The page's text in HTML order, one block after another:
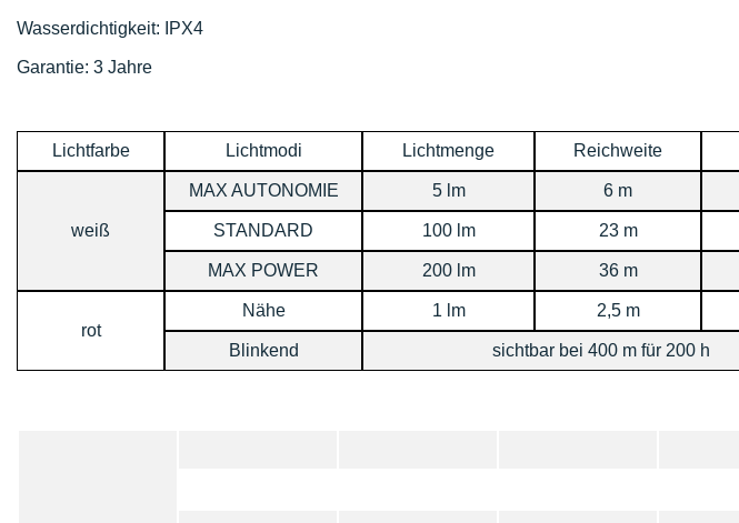
Wasserdichtigkeit: IPX4
Garantie: 3 Jahre
Lichtfarbe Lichtmodi Lichtmenge Reichweite
weiß
MAX AUTONOMIE 5 lm 6 m
STANDARD 100 lm 23 m
MAX POWER 200 lm 36 m
rot
Nähe 1 lm 2,5 m
Blinkend
sichtbar bei 400 m für 200 h